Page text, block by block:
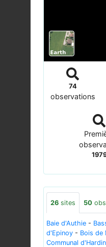
74
observations
26 sites 50
Baie d'Authie -
d'Epinoy - Bois de
Communal